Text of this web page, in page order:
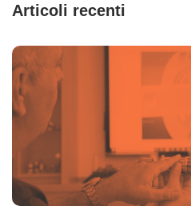
Articoli recenti